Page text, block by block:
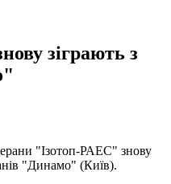
зіграють з
"Ізотоп-РАЕС" знову
"Динамо" (Київ).